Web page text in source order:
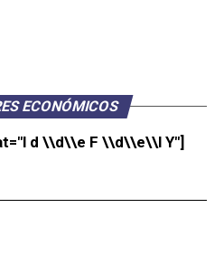
ECONÓMICOS
d \\d\\e F \\d\\e\\l Y"]